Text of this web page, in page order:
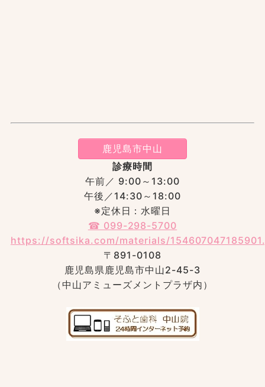
鹿児島市中山
診療時間
午前／ 9:00～13:00
午後／14:30～18:00
※定休日：水曜日
☎︎ 099-298-5700
https://softsika.com/materials/
〒891-0108
鹿児島県鹿児島市中山2-45-3
（中山アミューズメントプラザ内）